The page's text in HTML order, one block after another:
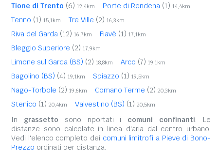
Tione di Trento (6) 12,4km Porte di Rendena (1) 14,4km
Tenno (1) 15,1km Tre Ville (2) 16,3km
Riva del Garda (12) 16,7km Fiavè (1) 17,1km
Bleggio Superiore (2) 17,9km
Limone sul Garda (BS) (2) 18,8km Arco (7) 19,1km
Bagolino (BS) (4) 19,1km Spiazzo (1) 19,5km
Nago-Torbole (2) 19,6km Comano Terme (2) 20,3km
Stenico (1) 20,4km Valvestino (BS) (1) 20,5km
In grassetto sono riportati i comuni confinanti. Le
distanze sono calcolate in linea d'aria dal centro urbano.
Vedi l'elenco completo dei comuni limitrofi a Pieve di Bono-
Prezzo ordinati per distanza.